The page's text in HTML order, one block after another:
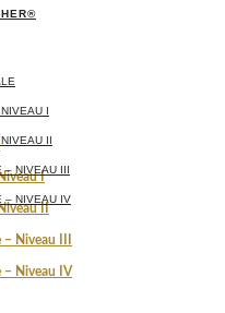
I
II
Niveau III
– Niveau IV
I
II
– NIVEAU III
– NIVEAU IV